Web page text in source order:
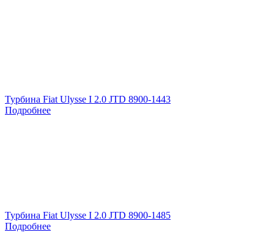
Турбина Fiat Ulysse I 2.0 JTD 8900-1443
Подробнее
Турбина Fiat Ulysse I 2.0 JTD 8900-1485
Подробнее